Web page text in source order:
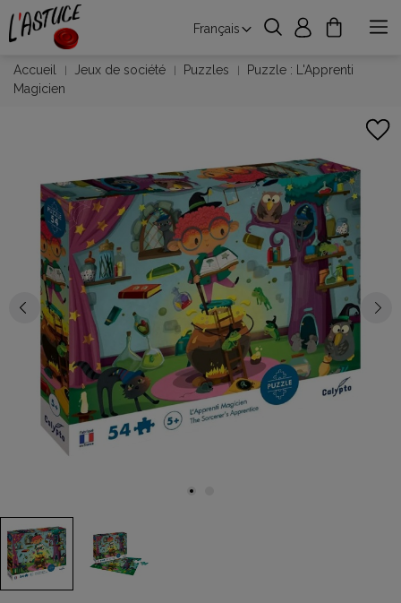
Français
Accueil Jeux de société Puzzles
Puzzle : L'Apprenti
Magicien